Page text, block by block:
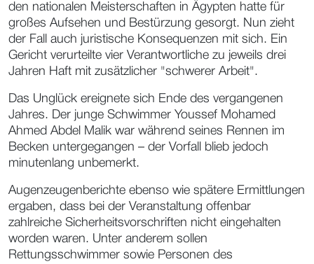
den nationalen Meisterschaften in Ägypten hatte für
großes Aufsehen und Bestürzung gesorgt. Nun zieht
der Fall auch juristische Konsequenzen mit sich. Ein
Gericht verurteilte vier Verantwortliche zu jeweils drei
Jahren Haft mit zusätzlicher "schwerer Arbeit".
Das Unglück ereignete sich Ende des vergangenen
Jahres. Der junge Schwimmer Youssef Mohamed
Ahmed Abdel Malik war während seines Rennen im
Becken untergegangen – der Vorfall blieb jedoch
minutenlang unbemerkt.
Augenzeugenberichte ebenso wie spätere Ermittlungen
ergaben, dass bei der Veranstaltung offenbar
zahlreiche Sicherheitsvorschriften nicht eingehalten
worden waren. Unter anderem sollen
Rettungsschwimmer sowie Personen des